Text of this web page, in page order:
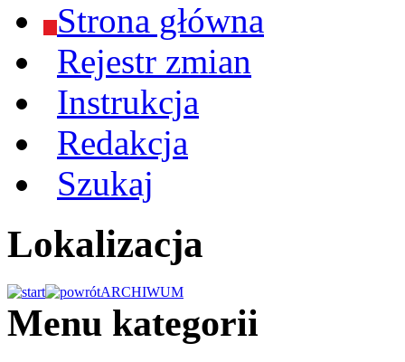
Strona główna
Rejestr zmian
Instrukcja
Redakcja
Szukaj
Lokalizacja
ARCHIWUM
Menu kategorii